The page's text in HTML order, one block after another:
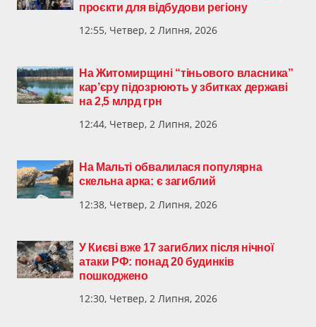
проєкти для відбудови регіону
12:55, Четвер, 2 Липня, 2026
На Житомирщині “тіньового власника”
кар’єру підозрюють у збитках державі
на 2,5 млрд грн
12:44, Четвер, 2 Липня, 2026
На Мальті обвалилася популярна
скельна арка: є загиблий
12:38, Четвер, 2 Липня, 2026
У Києві вже 17 загиблих після нічної
атаки РФ: понад 20 будинків
пошкоджено
12:30, Четвер, 2 Липня, 2026